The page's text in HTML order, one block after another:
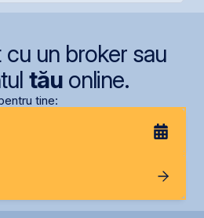
un broker sau
tăuonline.
tine: